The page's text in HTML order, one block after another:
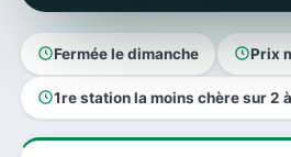
Fermée le dimanche Prix
1re station la moins chère sur 2